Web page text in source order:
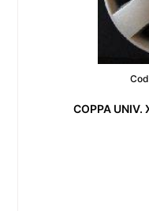
COPPA UNIV.